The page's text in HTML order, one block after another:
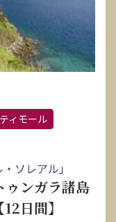
ィモール
ソレアル」
ゥンガラ諸島
日間】